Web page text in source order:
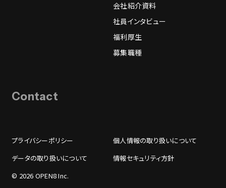
会社紹介資料
社員インタビュー
福利厚生
募集職種
Contact
プライバシーポリシー
個人情報の取り扱いについて
データの取り扱いについて
情報セキュリティ方針
© 2026 OPEN8 Inc.